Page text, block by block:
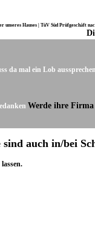
unseres Hauses | TüV Süd Prüfgeschäft
da mal ein Lob
Werde ihre
sind auch in/bei